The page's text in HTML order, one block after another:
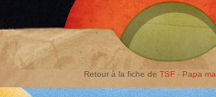
Retour à la fiche de TSF - Papa